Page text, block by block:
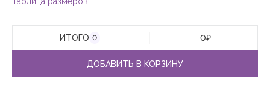
ИТОГО 0 0₽
ДОБАВИТЬ В КОРЗИНУ